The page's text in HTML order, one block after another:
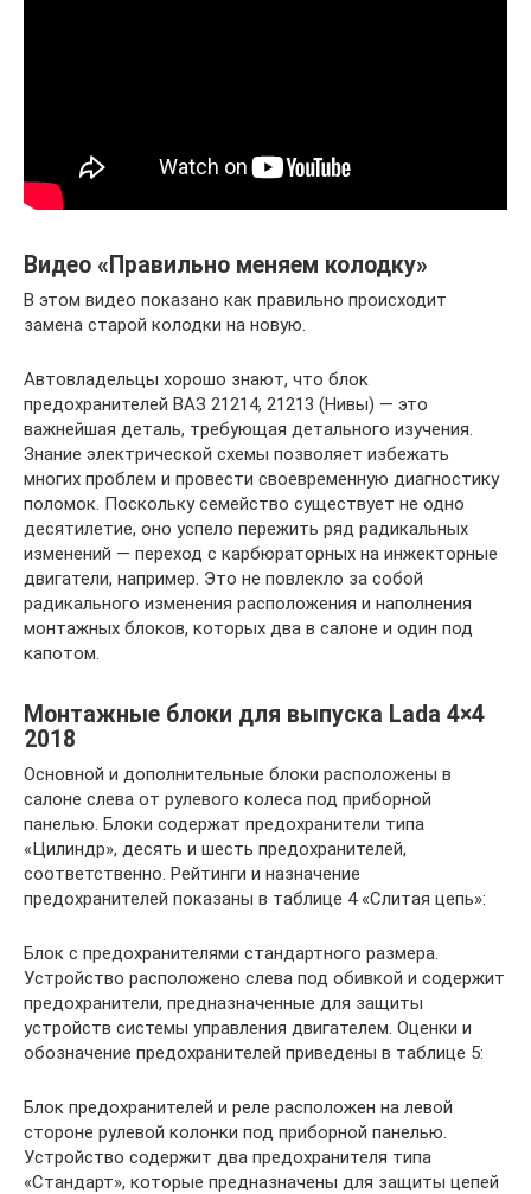
Видео «Правильно меняем колодку»
В этом видео показано как правильно происходит
замена старой колодки на новую.
Автовладельцы хорошо знают, что блок
предохранителей ВАЗ 21214, 21213 (Нивы) — это
важнейшая деталь, требующая детального изучения.
Знание электрической схемы позволяет избежать
многих проблем и провести своевременную диагностику
поломок. Поскольку семейство существует не одно
десятилетие, оно успело пережить ряд радикальных
изменений — переход с карбюраторных на инжекторные
двигатели, например. Это не повлекло за собой
радикального изменения расположения и наполнения
монтажных блоков, которых два в салоне и один под
капотом.
Монтажные блоки для выпуска Lada 4×4
2018
Основной и дополнительные блоки расположены в
салоне слева от рулевого колеса под приборной
панелью. Блоки содержат предохранители типа
«Цилиндр», десять и шесть предохранителей,
соответственно. Рейтинги и назначение
предохранителей показаны в таблице 4 «Слитая цепь»:
Блок с предохранителями стандартного размера.
Устройство расположено слева под обивкой и содержит
предохранители, предназначенные для защиты
устройств системы управления двигателем. Оценки и
обозначение предохранителей приведены в таблице 5:
Блок предохранителей и реле расположен на левой
стороне рулевой колонки под приборной панелью.
Устройство содержит два предохранителя типа
«Стандарт», которые предназначены для защиты цепей